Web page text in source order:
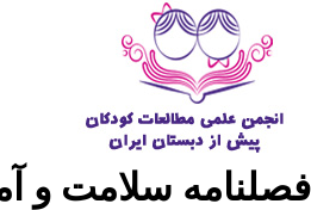
سلامت و